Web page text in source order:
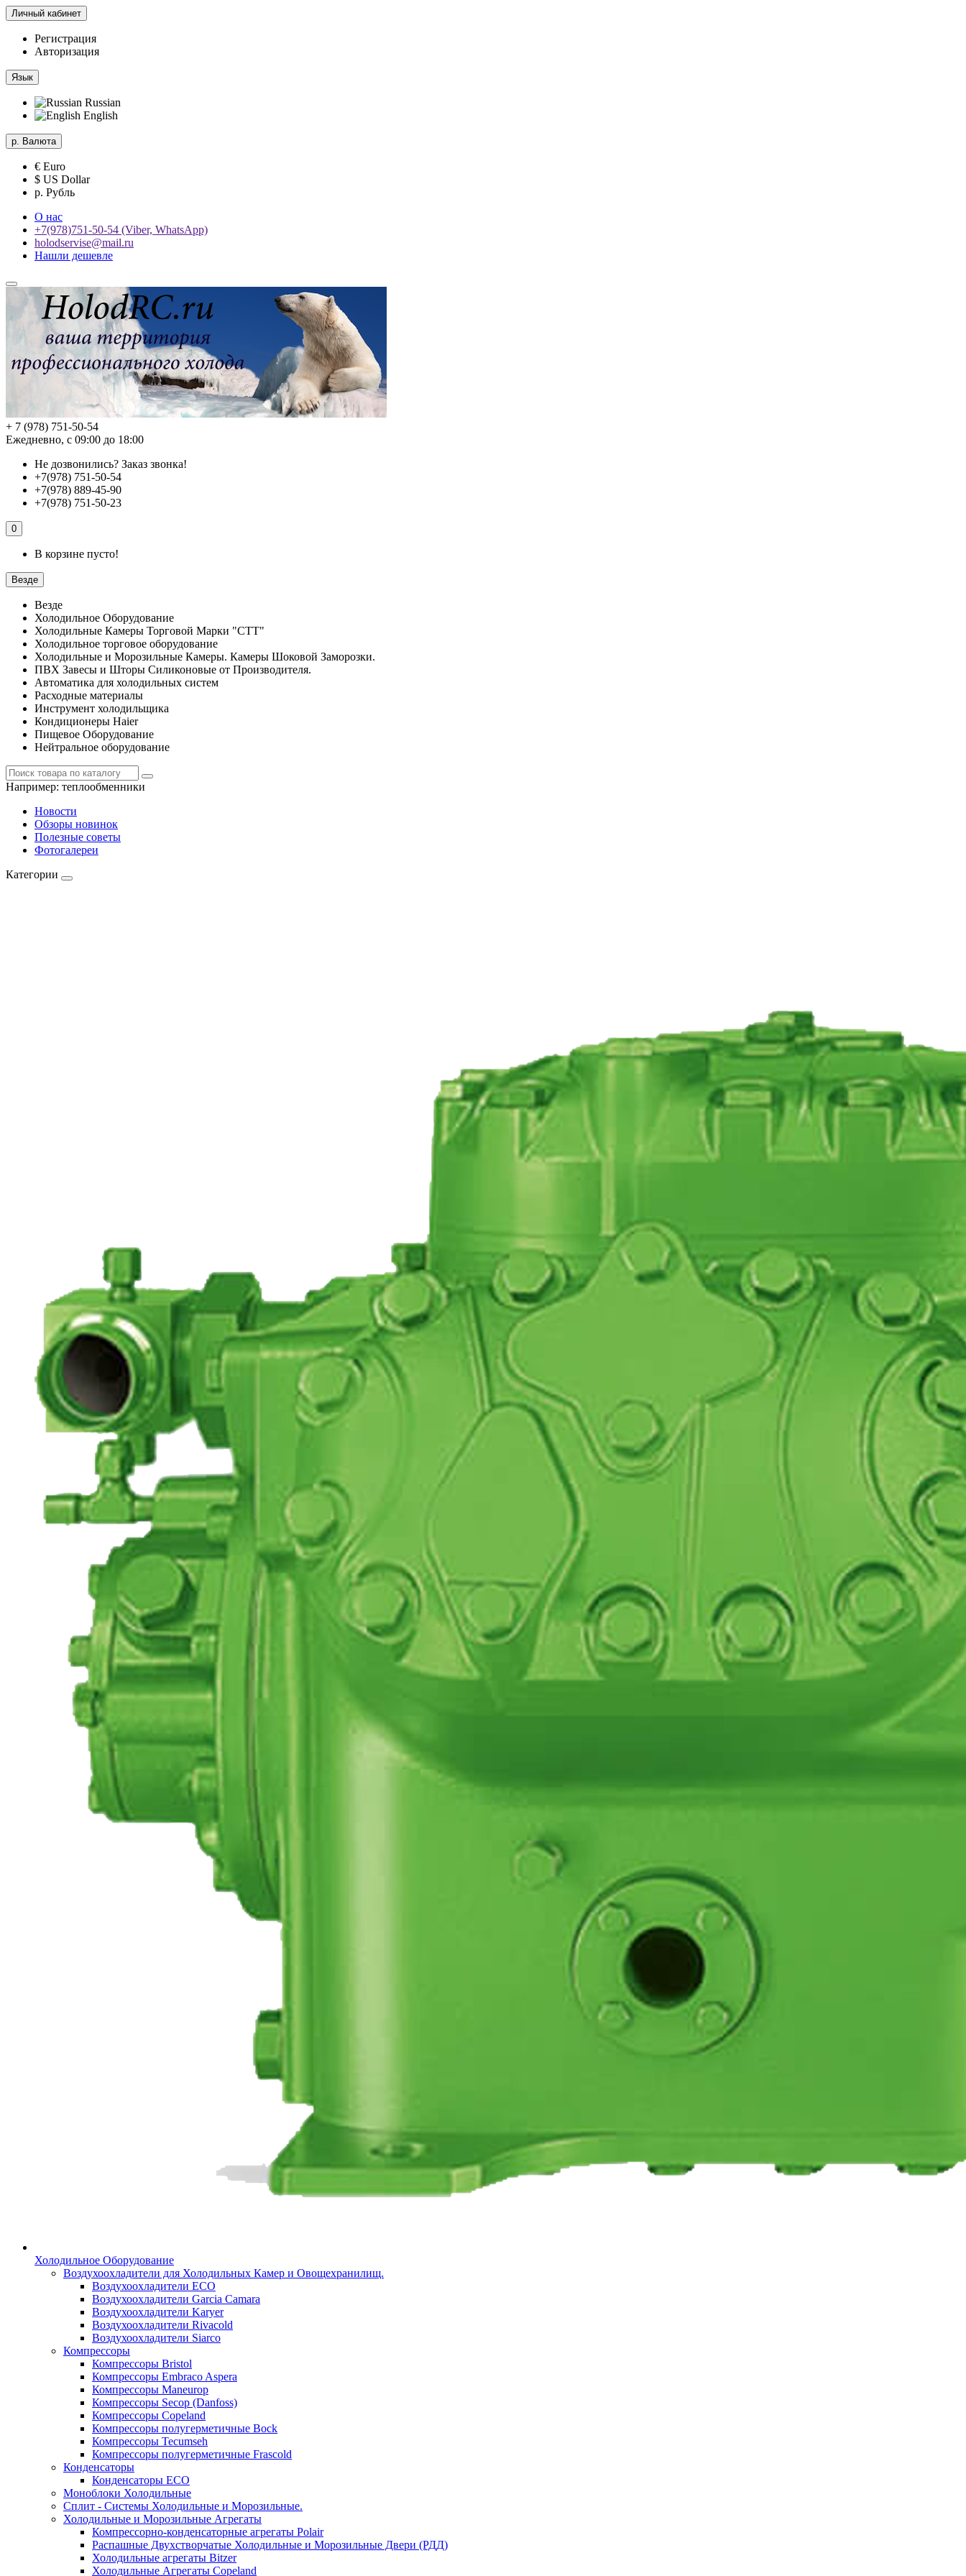
Личный кабинет
Регистрация
Авторизация
Язык
Russian
English
р. Валюта
€ Euro
$ US Dollar
р. Рубль
О нас
+7(978)751-50-54 (Viber, WhatsApp)
holodservise@mail.ru
Нашли дешевле
+ 7 (978) 751-50-54
Ежедневно, с 09:00 до 18:00
Не дозвонились? Заказ звонка!
+7(978) 751-50-54
+7(978) 889-45-90
+7(978) 751-50-23
0
В корзине пусто!
Везде
Везде
Холодильное Оборудование
Холодильные Камеры Торговой Марки "СТТ"
Холодильное торговое оборудование
Холодильные и Морозильные Камеры. Камеры Шоковой Заморозки.
ПВХ Завесы и Шторы Силиконовые от Производителя.
Автоматика для холодильных систем
Расходные материалы
Инструмент холодильщика
Кондиционеры Haier
Пищевое Оборудование
Нейтральное оборудование
Например: теплообменники
Новости
Обзоры новинок
Полезные советы
Фотогалереи
Категории
Холодильное Оборудование
Воздухоохладители для Холодильных Камер и Овощехранилищ.
Воздухоохладители ECO
Воздухоохладители Garcia Camara
Воздухоохладители Karyer
Воздухоохладители Rivacold
Воздухоохладители Siarco
Компрессоры
Компрессоры Bristol
Компрессоры Embraco Aspera
Компрессоры Maneurop
Компрессоры Secop (Danfoss)
Компрессоры Copeland
Компрессоры полугерметичные Bock
Компрессоры Tecumseh
Компрессоры полугерметичные Frascold
Конденсаторы
Конденсаторы ECO
Моноблоки Холодильные
Сплит - Системы Холодильные и Морозильные.
Холодильные и Морозильные Агрегаты
Компрессорно-конденсаторные агрегаты Polair
Распашные Двухстворчатые Холодильные и Морозильные Двери (РДД)
Холодильные агрегаты Bitzer
Холодильные Агрегаты Copeland